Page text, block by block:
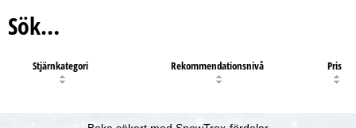
Sök…
Stjärnkategori Rekommendationsnivå Pris